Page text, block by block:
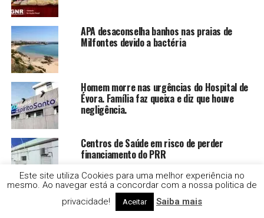
APA desaconselha banhos nas praias de
Milfontes devido a bactéria
Homem morre nas urgências do Hospital de
Évora. Família faz queixa e diz que houve
negligência.
Centros de Saúde em risco de perder
financiamento do PRR
Ministra do Ambiente não esteve em
cerimónia mas diz que não foi devido a
Este site utiliza Cookies para uma melhor experiência no
mesmo. Ao navegar está a concordar com a nossa politica de
privacidade!
Aceitar Saiba mais